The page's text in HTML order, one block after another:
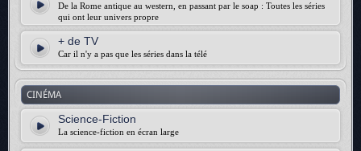
De la Rome antique au western, en passant par le soap : Toutes les séries
qui ont leur univers propre
+ de TV
Car il n'y a pas que les séries dans la télé
CINÉMA
Science-Fiction
La science-fiction en écran large